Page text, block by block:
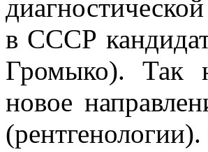
в СССР
Громыко). Так
новое